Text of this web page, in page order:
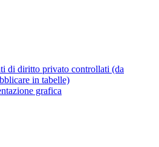
di diritto privato controllati (da
in tabelle)
grafica